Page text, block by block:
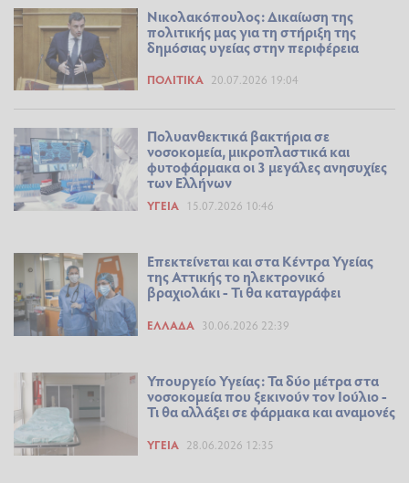
Νικολακόπουλος: Δικαίωση της
πολιτικής μας για τη στήριξη της
δημόσιας υγείας στην περιφέρεια
ΠΟΛΙΤΙΚΆ 20.07.2026 19:04
Πολυανθεκτικά βακτήρια σε
νοσοκομεία, μικροπλαστικά και
φυτοφάρμακα οι 3 μεγάλες ανησυχίες
των Ελλήνων
ΥΓΕΊΑ 15.07.2026 10:46
Επεκτείνεται και στα Κέντρα Υγείας
της Αττικής το ηλεκτρονικό
βραχιολάκι - Τι θα καταγράφει
ΕΛΛΆΔΑ 30.06.2026 22:39
Υπουργείο Υγείας: Τα δύο μέτρα στα
νοσοκομεία που ξεκινούν τον Ιούλιο -
Τι θα αλλάξει σε φάρμακα και αναμονές
ΥΓΕΊΑ 28.06.2026 12:35